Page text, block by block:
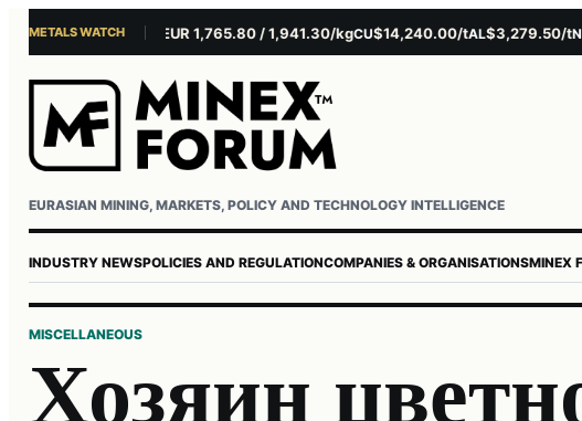
METALS WATCH
$4,301.85/ozAG EUR 1,765.80 / 1,941.30/kgCU$14,240.00/tAL$3,279.50/tNI
EURASIAN MINING, MARKETS, POLICY AND TECHNOLOGY INTELLIGENCE
Username or email
Password
INDUSTRY NEWSPOLICIES AND REGULATIONCOMPANIES & ORGANISATIONSMINEX
MISCELLANEOUS
Хозяин